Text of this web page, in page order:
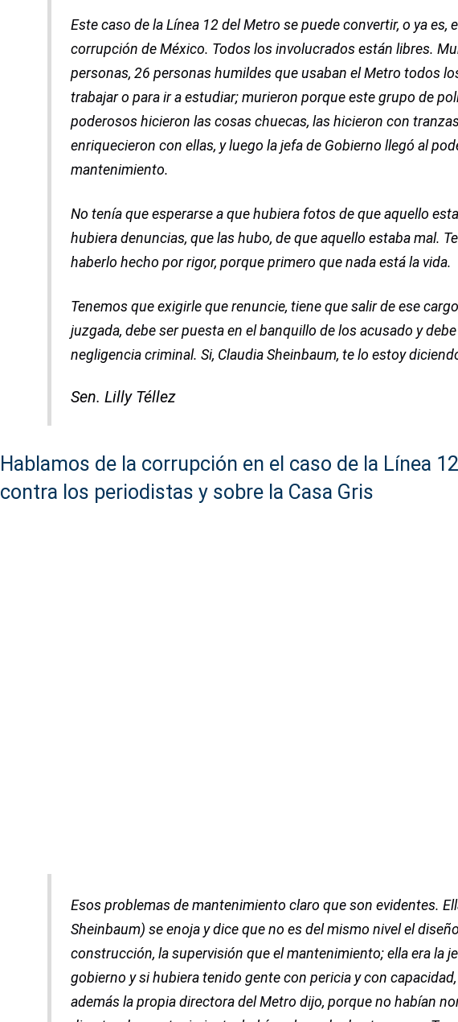
Este caso de la Línea 12 del Metro se puede convertir, o ya es,
corrupción de México. Todos los involucrados están libres.
personas, 26 personas humildes que usaban el Metro todos
trabajar o para ir a estudiar; murieron porque este grupo de
poderosos hicieron las cosas chuecas, las hicieron con
enriquecieron con ellas, y luego la jefa de Gobierno llegó al
mantenimiento.
No tenía que esperarse a que hubiera fotos de que aquello
hubiera denuncias, que las hubo, de que aquello estaba mal.
haberlo hecho por rigor, porque primero que nada está la vida.
Tenemos que exigirle que renuncie, tiene que salir de ese
juzgada, debe ser puesta en el banquillo de los acusado y
negligencia criminal. Si, Claudia Sheinbaum, te lo estoy
Sen. Lilly Téllez
Hablamos de la corrupción en el caso de la Línea
contra los periodistas y sobre la Casa Gris
Esos problemas de mantenimiento claro que son evidentes.
Sheinbaum) se enoja y dice que no es del mismo nivel el
construcción, la supervisión que el mantenimiento; ella era la
gobierno y si hubiera tenido gente con pericia y con
además la propia directora del Metro dijo, porque no habían